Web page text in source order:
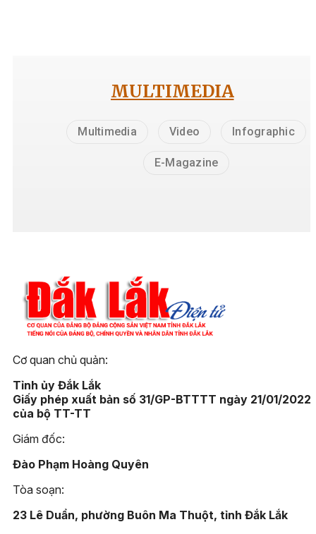
MULTIMEDIA
Multimedia Video Infographic
E-Magazine
Cơ quan chủ quản:
Tỉnh ủy Đắk Lắk
Giấy phép xuất bản số 31/GP-BTTTT ngày 21/01/2022
của bộ TT-TT
Giám đốc:
Đào Phạm Hoàng Quyên
Tòa soạn:
23 Lê Duẩn, phường Buôn Ma Thuột, tỉnh Đắk Lắk